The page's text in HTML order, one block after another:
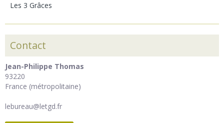
Les 3 Grâces
Contact
Jean-Philippe Thomas
93220
France (métropolitaine)
lebureau@letgd.fr